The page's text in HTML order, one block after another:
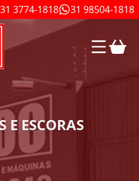
31 3774-1818 31 98504-1818
ESCORAS